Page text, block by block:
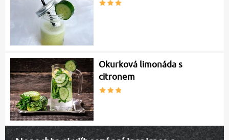
Okurková limonáda s
citronem